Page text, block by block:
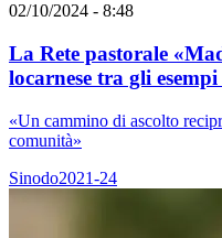
02/10/2024 - 8:48
La Rete pastorale
locarnese tra gli
«Un cammino di ascolto
comunità»
Sinodo2021-24